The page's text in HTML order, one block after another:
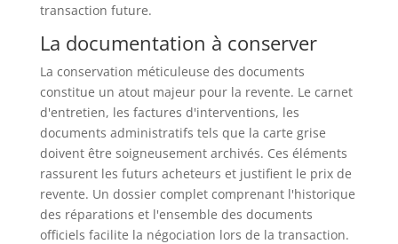
transaction future.
La documentation à conserver
La conservation méticuleuse des documents
constitue un atout majeur pour la revente. Le carnet
d'entretien, les factures d'interventions, les
documents administratifs tels que la carte grise
doivent être soigneusement archivés. Ces éléments
rassurent les futurs acheteurs et justifient le prix de
revente. Un dossier complet comprenant l'historique
des réparations et l'ensemble des documents
officiels facilite la négociation lors de la transaction.